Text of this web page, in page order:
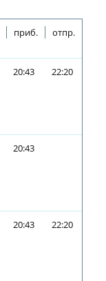
приб. отпр.
20:43 22:20
20:43
20:43 22:20